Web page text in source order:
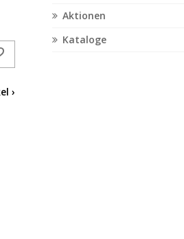
Aktionen
Kataloge
›